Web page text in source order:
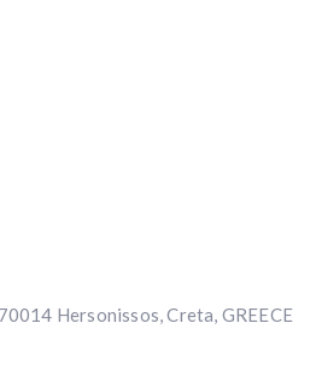
Hersonissos, Creta, GREECE